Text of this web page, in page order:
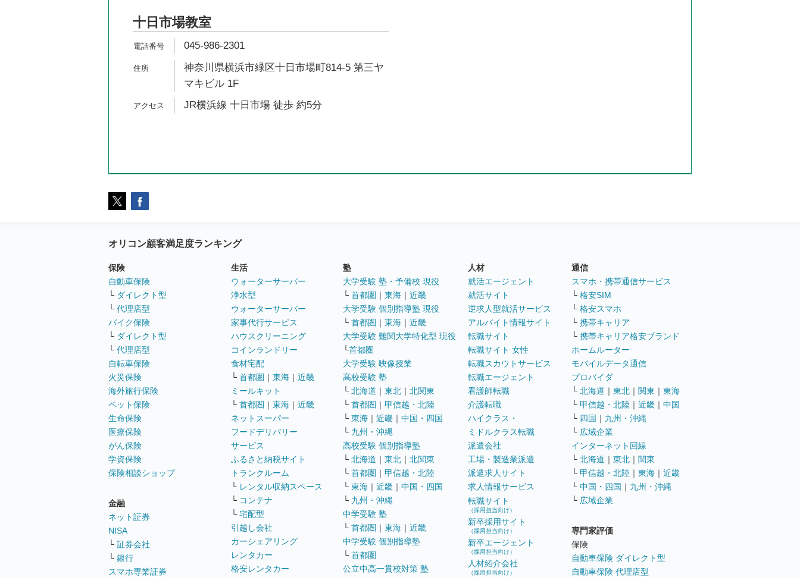
十日市場教室
045-986-2301
神奈川県横浜市緑区十日市場町814-5 第三ヤ
マキビル 1F
JR横浜線 十日市場 徒歩 約5分
オリコン顧客満足度ランキング
保険
自動車保険
└ ダイレクト型
└ 代理店型
バイク保険
└ ダイレクト型
└ 代理店型
自転車保険
火災保険
海外旅行保険
ペット保険
生命保険
医療保険
がん保険
学資保険
保険相談ショップ
金融
ネット証券
NISA
└ 証券会社
└ 銀行
スマホ専業証券
生活
ウォーターサーバー
浄水型
ウォーターサーバー
家事代行サービス
ハウスクリーニング
コインランドリー
食材宅配
└ 首都圏 ｜ 東海 ｜ 近畿
ミールキット
└ 首都圏 ｜ 東海 ｜ 近畿
ネットスーパー
フードデリバリー
サービス
ふるさと納税サイト
トランクルーム
└ レンタル収納スペース
└ コンテナ
└ 宅配型
引越し会社
カーシェアリング
レンタカー
格安レンタカー
塾
大学受験 塾・予備校 現役
└ 首都圏 ｜ 東海 ｜ 近畿
大学受験 個別指導塾 現役
└ 首都圏 ｜ 東海 ｜ 近畿
大学受験 難関大学特化型 現役
└首都圏
大学受験 映像授業
高校受験 塾
└ 北海道 ｜ 東北 ｜ 北関東
└ 首都圏 ｜ 甲信越・北陸
└ 東海 ｜ 近畿 ｜ 中国・四国
└ 九州・沖縄
高校受験 個別指導塾
└ 北海道 ｜ 東北 ｜ 北関東
└ 首都圏 ｜ 甲信越・北陸
└ 東海 ｜ 近畿 ｜ 中国・四国
└ 九州・沖縄
中学受験 塾
└ 首都圏 ｜ 東海 ｜ 近畿
中学受験 個別指導塾
└ 首都圏
公立中高一貫校対策 塾
人材
就活エージェント
就活サイト
逆求人型就活サービス
アルバイト情報サイト
転職サイト
転職サイト 女性
転職スカウトサービス
転職エージェント
看護師転職
介護転職
ハイクラス・
ミドルクラス転職
派遣会社
工場・製造業派遣
派遣求人サイト
求人情報サービス
転職サイト
（採用担当向け）
新卒採用サイト
（採用担当向け）
新卒エージェント
（採用担当向け）
人材紹介会社
（採用担当向け）
通信
スマホ・携帯通信サービス
└ 格安SIM
└ 格安スマホ
└ 携帯キャリア
└ 携帯キャリア格安ブランド
ホームルーター
モバイルデータ通信
プロバイダ
└ 北海道 ｜ 東北 ｜ 関東 ｜ 東海
└ 甲信越・北陸 ｜ 近畿 ｜ 中国
└ 四国 ｜ 九州・沖縄
└ 広域企業
インターネット回線
└ 北海道 ｜ 東北 ｜ 関東
└ 甲信越・北陸 ｜ 東海 ｜ 近畿
└ 中国・四国 ｜ 九州・沖縄
└ 広域企業
専門家評価
保険
自動車保険 ダイレクト型
自動車保険 代理店型